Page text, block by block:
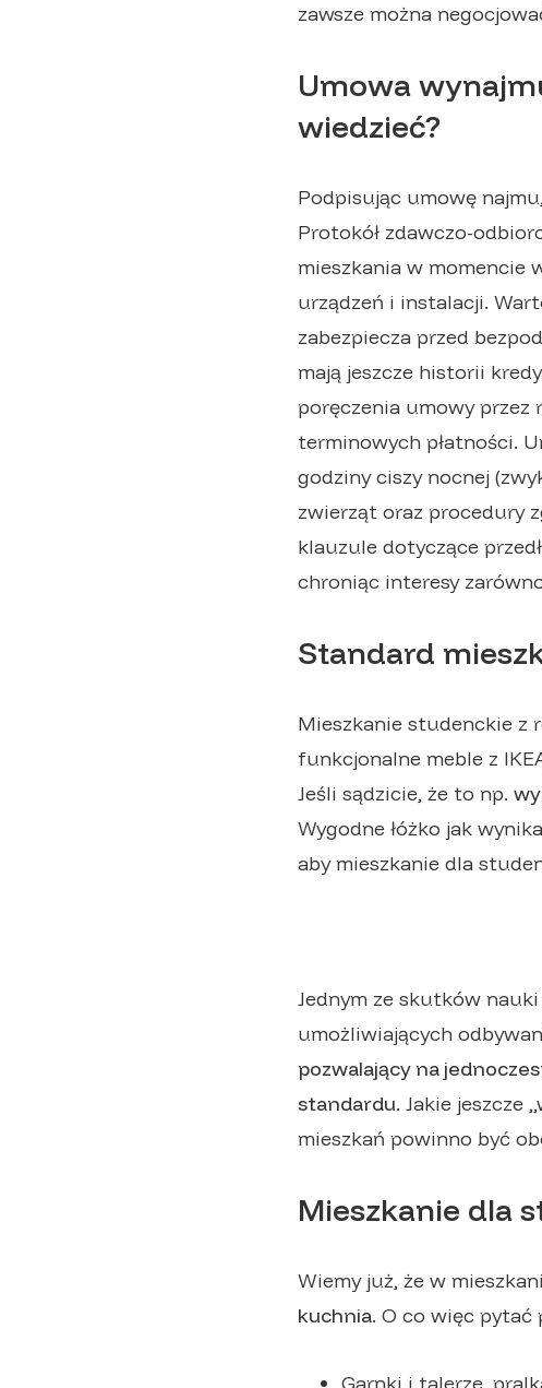
zawsze można
Umowa
wiedzieć?
Podpisując umowę
Protokół zdawczo-
mieszkania w momencie
urządzeń i instalacji.
zabezpiecza przed
mają jeszcze historii
poręczenia umowy przez
terminowych płatności.
godziny ciszy nocnej
zwierząt oraz procedury
klauzule dotyczące
chroniąc interesy
Standard
Mieszkanie studenckie z
funkcjonalne meble z
Jeśli sądzicie, że to np.
Wygodne łóżko jak
aby mieszkanie dla
Jednym ze skutków
umożliwiających
pozwalający na
standardu. Jakie jeszcze
mieszkań powinno być
Mieszkanie dla
Wiemy już, że w
kuchnia. O co więc pytać